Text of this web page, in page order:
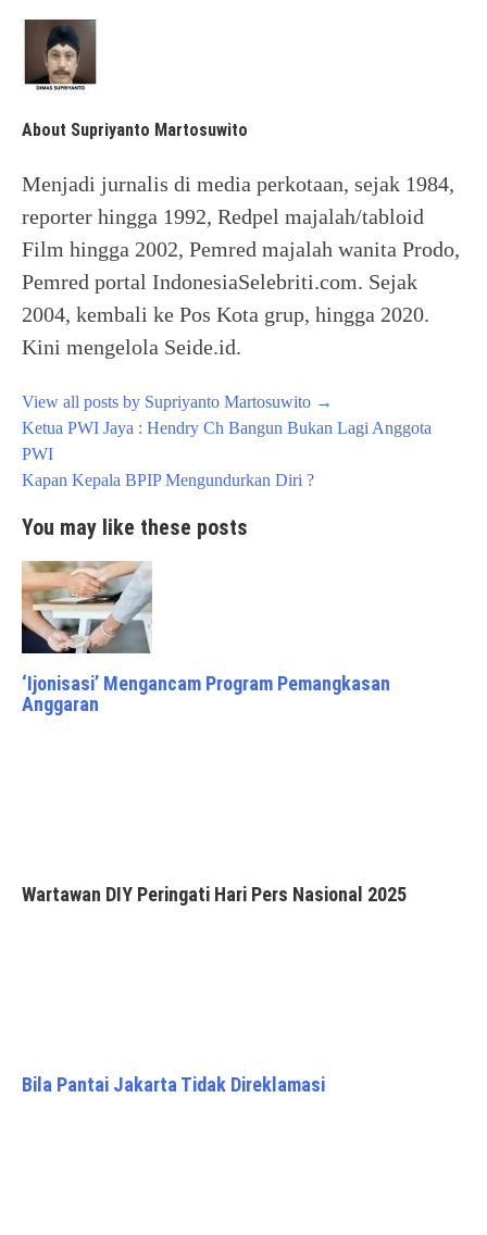
About Supriyanto Martosuwito
Menjadi jurnalis di media perkotaan, sejak 1984,
reporter hingga 1992, Redpel majalah/tabloid
Film hingga 2002, Pemred majalah wanita Prodo,
Pemred portal IndonesiaSelebriti.com. Sejak
2004, kembali ke Pos Kota grup, hingga 2020.
Kini mengelola Seide.id.
View all posts by Supriyanto Martosuwito →
Post
navigation
Ketua PWI Jaya : Hendry Ch Bangun Bukan Lagi Anggota
PWI
Kapan Kepala BPIP Mengundurkan Diri ?
You may like these posts
‘Ijonisasi’ Mengancam Program Pemangkasan
Anggaran
Wartawan DIY Peringati Hari Pers Nasional 2025
Bila Pantai Jakarta Tidak Direklamasi